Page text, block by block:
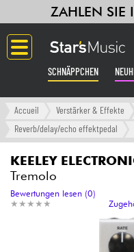
ZAHLEN SIE
SCHNÄPPCHEN
Langue
Verstärker & Effekte
Klaviere & Piano
Synths & samplers
Accueil Verstärker & Effekte
Reverb/delay/echo effektpedal
KEELEY
Tremolo
★ ★ ★ ★ ★
★ ★ ★ ★ ★
Bewertungen lesen (0)